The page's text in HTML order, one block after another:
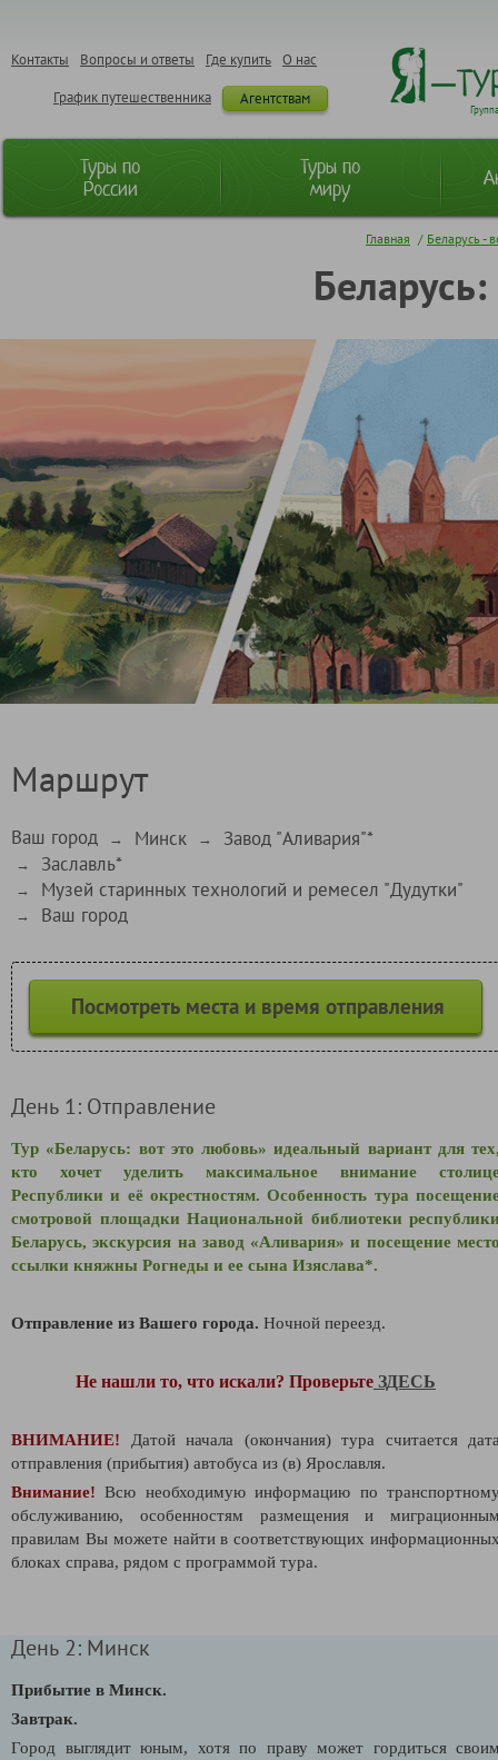
О нас
Где купить
Вопросы и ответы
Контакты
Агентствам
График путешественника
Туры по
России
Туры по
миру
Главная / Беларусь -
Маршрут
Ваш город → Минск → Завод "Аливария"*
→ Заславль*
→ Музей старинных технологий и ремесел "Дудутки"
→ Ваш город
Посмотреть места и время отправления
День 1: Отправление
Тур «Беларусь: вот это любовь» идеальный вариант для
кто хочет уделить максимальное внимание
Республики и её окрестностям. Особенность тура
смотровой площадки Национальной библиотеки
Беларусь, экскурсия на завод «Аливария» и посещение
ссылки княжны Рогнеды и ее сына Изяслава*.
Отправление из Вашего города. Ночной переезд.
Не нашли то, что искали? Проверьте ЗДЕСЬ
ВНИМАНИЕ!
Датой начала (окончания) тура считается
отправления (прибытия) автобуса из (в) Ярославля.
Внимание! Всю необходимую информацию по
обслуживанию, особенностям размещения и
правилам Вы можете найти в соответствующих
блоках справа, рядом с программой тура.
День 2: Минск
Прибытие в Минск.
Завтрак.
Город выглядит юным, хотя по праву может гордиться